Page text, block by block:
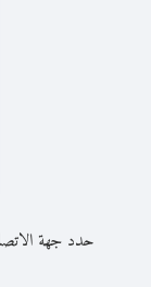
حدد جهة